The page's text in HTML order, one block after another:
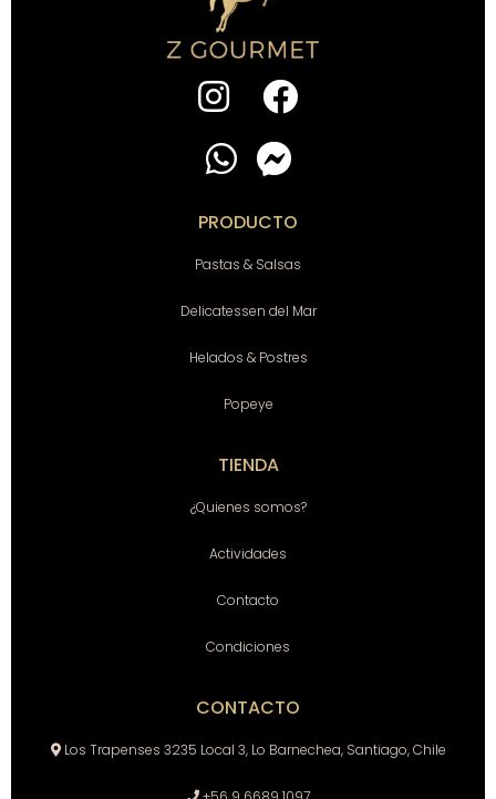
PRODUCTO
Pastas & Salsas
Delicatessen del Mar
Helados & Postres
Popeye
TIENDA
¿Quienes somos?
Actividades
Contacto
Condiciones
CONTACTO
Los Trapenses 3235 Local 3, Lo Barnechea, Santiago, Chile